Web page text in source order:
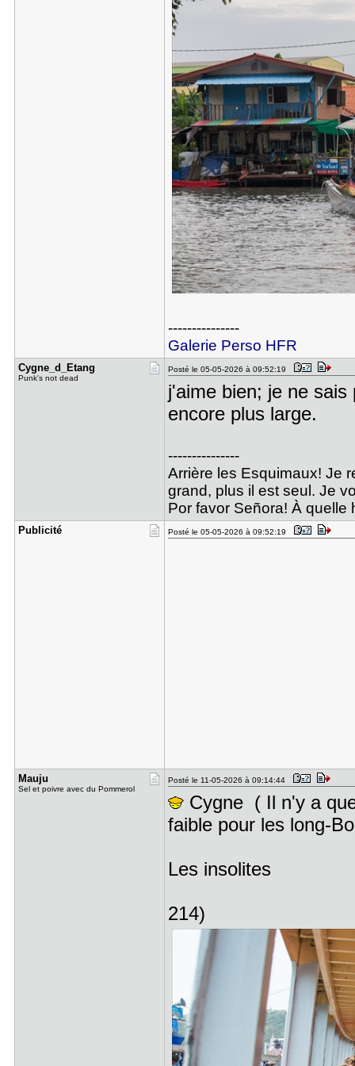
---------------
Galerie Perso HFR
Cygne_d_Et​ang
Punk's not dead
Posté le 05-05-2026 à 09:52:19
j'aime bien; je ne
encore plus large.
---------------
Arrière les Esquimaux! Je
grand, plus il est seul. Je
Por favor Señora! À quelle
Publicité Posté le 05-05-2026 à 09:52:19
Mauju
Sel et poivre avec du Pommerol
Posté le 11-05-2026 à 09:14:44
Cygne ( Il n'y a
faible pour les long-
Les insolites
214)